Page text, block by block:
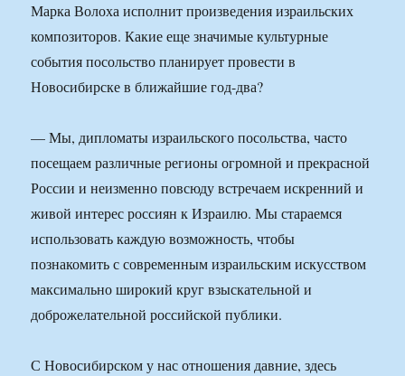
Марка Волоха исполнит произведения израильских
композиторов. Какие еще значимые культурные
события посольство планирует провести в
Новосибирске в ближайшие год-два?
— Мы, дипломаты израильского посольства, часто
посещаем различные регионы огромной и прекрасной
России и неизменно повсюду встречаем искренний и
живой интерес россиян к Израилю. Мы стараемся
использовать каждую возможность, чтобы
познакомить с современным израильским искусством
максимально широкий круг взыскательной и
доброжелательной российской публики.
С Новосибирском у нас отношения давние, здесь